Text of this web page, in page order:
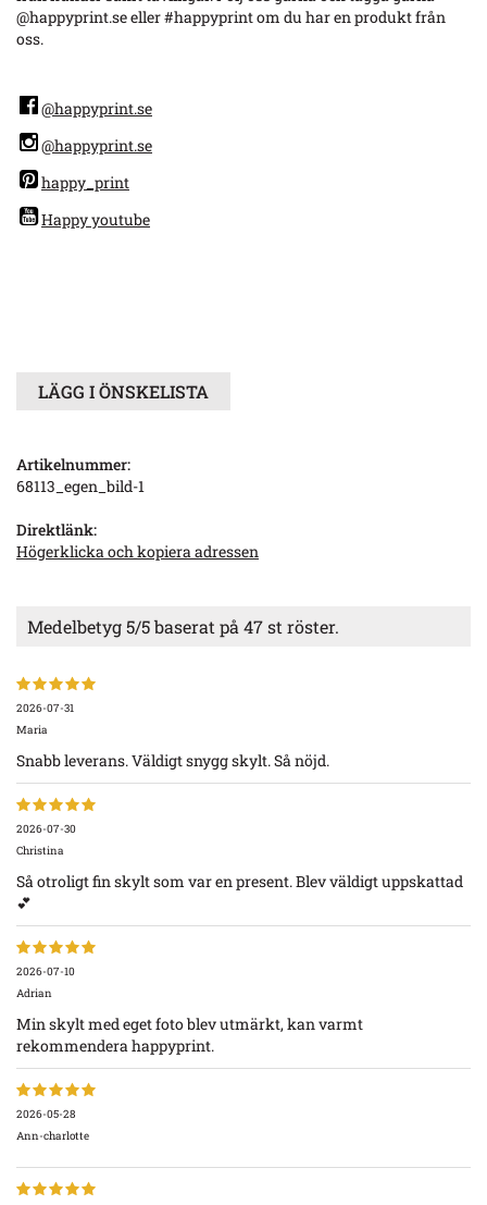
@happyprint.se eller #happyprint om du har en produkt från
oss.
@happyprint.se
@happyprint.se
happy_print
Happy youtube
LÄGG I ÖNSKELISTA
Artikelnummer:
68113_egen_bild-1
Direktlänk:
Högerklicka och kopiera adressen
Medelbetyg5/5 baserat på47st röster.
2026-07-31
Maria
Snabb leverans. Väldigt snygg skylt. Så nöjd.
2026-07-30
Christina
Så otroligt fin skylt som var en present. Blev väldigt uppskattad
💕
2026-07-10
Adrian
Min skylt med eget foto blev utmärkt, kan varmt
rekommendera happyprint.
2026-05-28
Ann-charlotte